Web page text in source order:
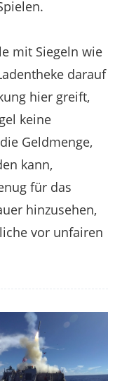
mit Siegeln wie
darauf
hier greift,
keine
Geldmenge,
kann,
für das
hinzusehen,
vor unfairen